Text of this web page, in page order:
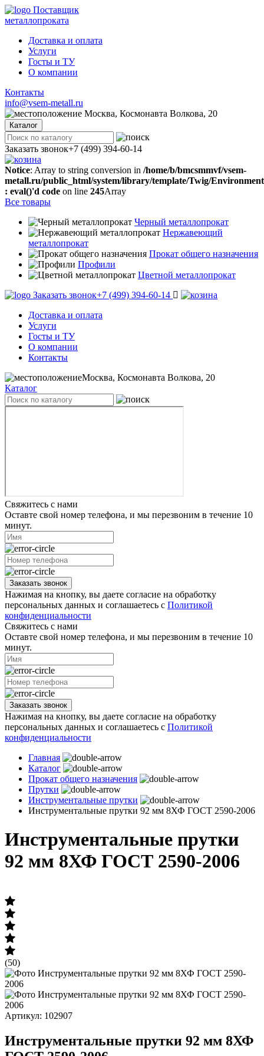
Поставщик
металлопроката
Доставка и оплата
Услуги
Госты и ТУ
О компании
Контакты
info@vsem-metall.ru
Москва, Космонавта Волкова, 20
Каталог
Заказать звонок+7 (499) 394-60-14
Notice: Array to string conversion in /home/b/bmcsmmvf/vsem-
metall.ru/public_html/system/library/template/Twig/
: eval()'d code on line 245Array
Все товары
Черный металлопрокат
Нержавеющий
металлопрокат
Прокат общего назначения
Профили
Цветной металлопрокат
Заказать звонок+7 (499) 394-60-14
Доставка и оплата
Услуги
Госты и ТУ
О компании
Контакты
Москва, Космонавта Волкова, 20
Каталог
Свяжитесь с нами
Оставте свой номер телефона, и мы перезвоним в течение 10
минут.
Заказать звонок
Нажимая на кнопку, вы даете согласие на обработку
персональных данных и соглашаетесь с Политикой
конфиденциальности
Свяжитесь с нами
Оставте свой номер телефона, и мы перезвоним в течение 10
минут.
Заказать звонок
Нажимая на кнопку, вы даете согласие на обработку
персональных данных и соглашаетесь с Политикой
конфиденциальности
Главная
Каталог
Прокат общего назначения
Прутки
Инструментальные прутки
Инструментальные прутки 92 мм 8ХФ ГОСТ 2590-2006
Инструментальные прутки
92 мм 8ХФ ГОСТ 2590-2006
(50)
Артикул: 102907
Инструментальные прутки 92 мм 8ХФ